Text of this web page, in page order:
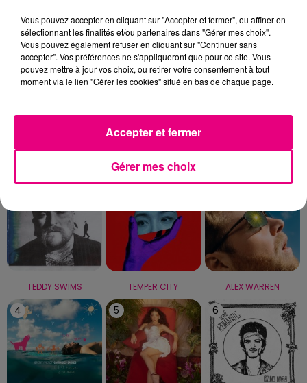
LE TOP
1
TEDDY SWIMS
2
TEMPER CITY
3
ALEX WARREN
4 5 6
Vous pouvez accepter en cliquant sur "Accepter et fermer", ou affiner en
sélectionnant les finalités et/ou partenaires dans "Gérer mes choix".
Vous pouvez également refuser en cliquant sur "Continuer sans
accepter". Vos préférences ne s'appliqueront que pour ce site. Vous
pouvez mettre à jour vos choix, ou retirer votre consentement à tout
moment via le lien "Gérer les cookies" situé en bas de chaque page.
Gérer mes choix
Accepter et fermer